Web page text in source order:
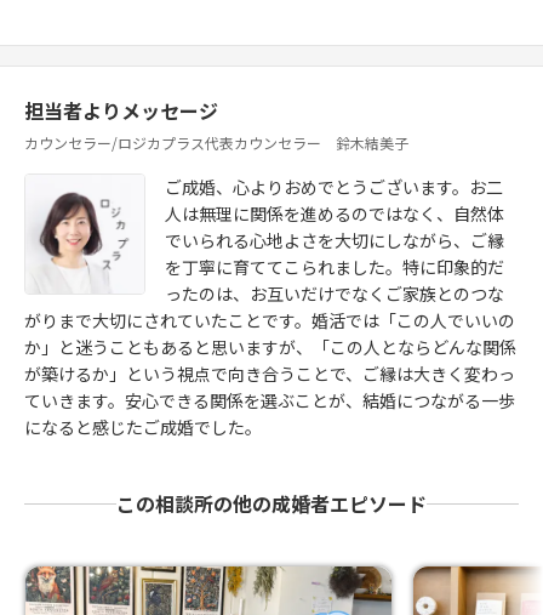
担当者よりメッセージ
カウンセラー/ロジカプラス代表カウンセラー 鈴木結美子
ご成婚、心よりおめでとうございます。お二
人は無理に関係を進めるのではなく、自然体
でいられる心地よさを大切にしながら、ご縁
を丁寧に育ててこられました。特に印象的だ
ったのは、お互いだけでなくご家族とのつな
がりまで大切にされていたことです。婚活では「この人でいいの
か」と迷うこともあると思いますが、「この人とならどんな関係
が築けるか」という視点で向き合うことで、ご縁は大きく変わっ
ていきます。安心できる関係を選ぶことが、結婚につながる一歩
になると感じたご成婚でした。
この相談所の他の成婚者エピソード